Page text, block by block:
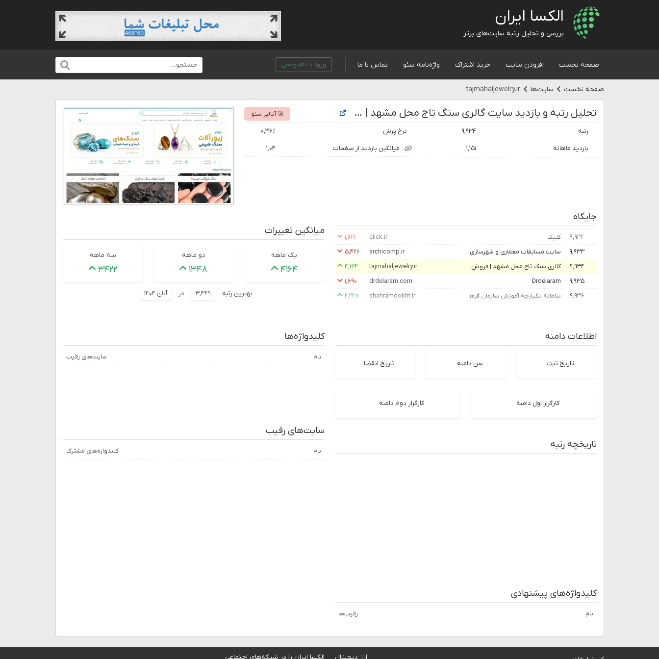
الکسا ایران
بررسی و تحلیل رتبه سایت‌های برتر
صفحه نخست افزودن سایت خرید اشتراک واژه‌نامه سئو تماس با ما ورود یا نام‌نویسی
صفحه نخست سایت‌ها tajmahaljewelry.ir
تحلیل رتبه و بازدید سایت گالری سنگ تاج محل مشهد | فروش بدون واسطه انگشتر نقره و سنگ های قیمتی 🚀 آنالیز سئو
رتبه ۹,۹۳۴
بازدید ماهانه ۱,۱۵۱
نرخ پرش ۰,۳۶٪
میانگین بازدید از صفحات ۱,۰۴
جایگاه
۹,۹۳۲ کلیک click.ir
۱,۶۲۱
۹,۹۳۳
سایت مسابقات معماری و شهرسازی archicomp.ir
۵,۴۲۶
۹,۹۳۴
گالری سنگ تاج محل مشهد | فروش بدون واسطه انگشتر نقره و سنگ های قیمتی tajmahaljewelry.ir
۴,۱۶۴
۹,۹۳۵
Drdelaram
drdelaram.com
۱,۶۹۰
۹,۹۳۶
سامانه یکپارچه آموزش سازمان فرهنکی هنری شهرداری تهران shahramookht.ir ۲,۲۲۸
میانگین تغییرات
یک ماهه
۴۱۶۴
دو ماهه
۱۳۴۸
سه ماهه
۳۴۲۲
بهترین رتبه ۳,۴۴۹ در آبان ۱۴۰۴
اطلاعات دامنه
تاریخ ثبت سن دامنه تاریخ انقضا
کارگزار اول دامنه کارگزار دوم دامنه
کلیدواژه‌ها
نام سایت‌های رقیب
تاریخچه رتبه
سایت‌های رقیب
نام کلیدواژه‌های مشترک
کلیدواژه‌های پیشنهادی
نام رقیب‌ها
ارز دیجیتال الکسا ایران را در شبکه‌های اجتماعی